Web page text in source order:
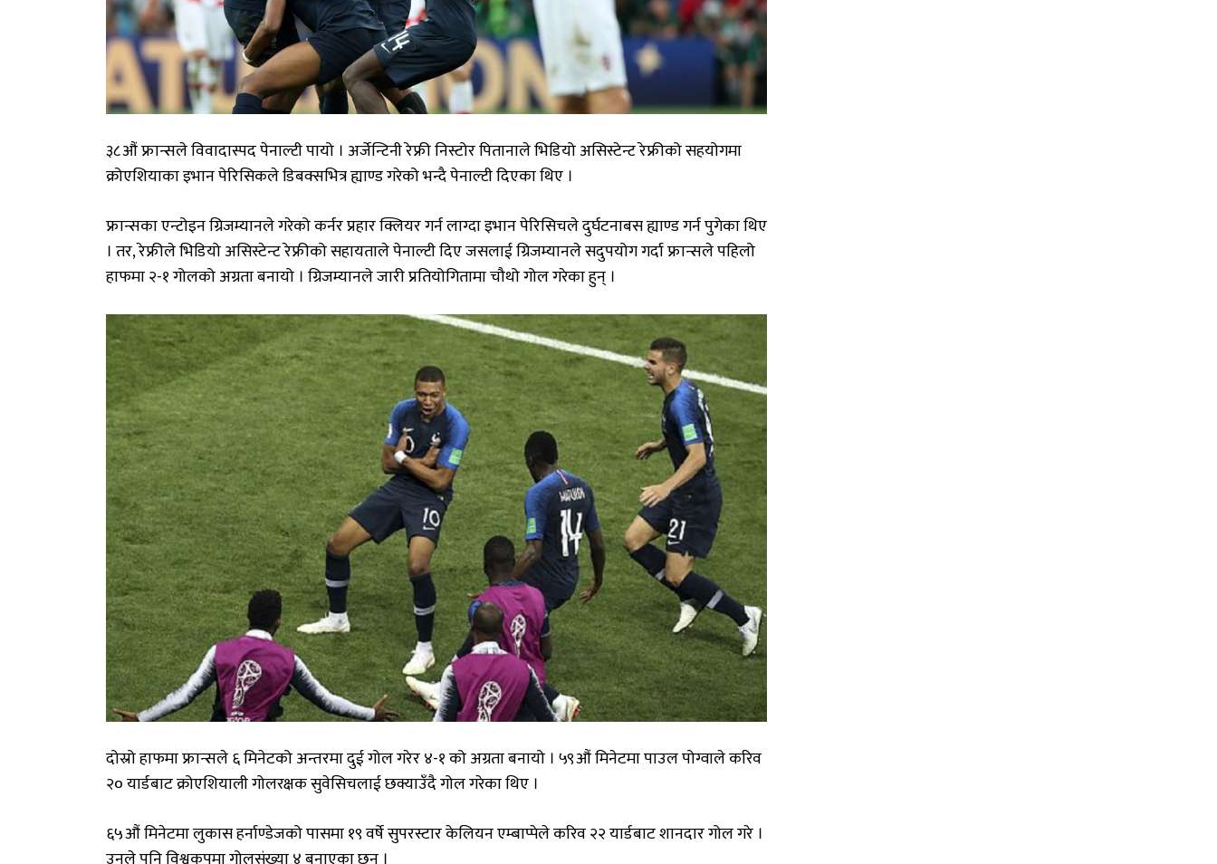
३८औं फ्रान्सले विवादास्पद पेनाल्टी पायो । अर्जेन्टिनी रेफ्री निस्टोर पितानाले भिडियो असिस्टेन्ट रेफ्रीको सहयोगमा
क्रोएशियाका इभान पेरिसिकले डिबक्सभित्र ह्याण्ड गरेको भन्दै पेनाल्टी दिएका थिए ।
फ्रान्सका एन्टोइन ग्रिजम्यानले गरेको कर्नर प्रहार क्लियर गर्न लाग्दा इभान पेरिसिचले दुर्घटनाबस ह्याण्ड गर्न पुगेका थिए
। तर, रेफ्रीले भिडियो असिस्टेन्ट रेफ्रीको सहायताले पेनाल्टी दिए जसलाई ग्रिजम्यानले सदुपयोग गर्दा फ्रान्सले पहिलो
हाफमा २-१ गोलको अग्रता बनायो । ग्रिजम्यानले जारी प्रतियोगितामा चौथो गोल गरेका हुन् ।
दोस्रो हाफमा फ्रान्सले ६ मिनेटको अन्तरमा दुई गोल गरेर ४-१ को अग्रता बनायो । ५९औं मिनेटमा पाउल पोग्वाले करिव
२० यार्डबाट क्रोएशियाली गोलरक्षक सुवेसिचलाई छक्याउँदै गोल गरेका थिए ।
६५औं मिनेटमा लुकास हर्नाण्डेजको पासमा १९ वर्षे सुपरस्टार केलियन एम्बाप्पेले करिव २२ यार्डबाट शानदार गोल गरे ।